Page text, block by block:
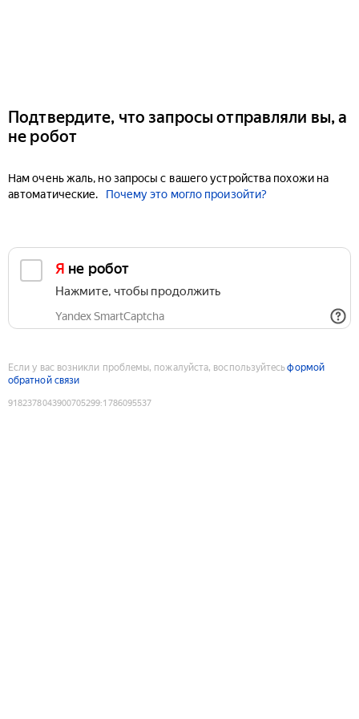
Подтвердите, что запросы отправляли вы, а
не робот
Нам очень жаль, но запросы с вашего устройства похожи на
автоматические.
Почему это могло произойти?
Я не робот
Нажмите, чтобы продолжить
Yandex SmartCaptcha
Если у вас возникли проблемы, пожалуйста, воспользуйтесьформой
обратной связи
9182378043900705299:1786095537